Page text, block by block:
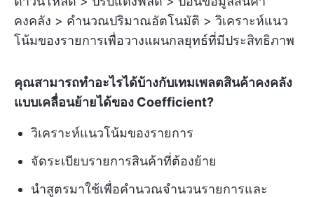
คงคลัง > คำนวณปริมาณอัตโนมัติ > วิเคราะห์แนว
โน้มของรายการเพื่อวางแผนกลยุทธ์ที่มีประสิทธิภาพ
คุณสามารถทำอะไรได้บ้างกับเทมเพลตสินค้าคงคลัง
แบบเคลื่อนย้ายได้ของ Coefficient?
วิเคราะห์แนวโน้มของรายการ
จัดระเบียบรายการสินค้าที่ต้องย้าย
นำสูตรมาใช้เพื่อคำนวณจำนวนรายการและ